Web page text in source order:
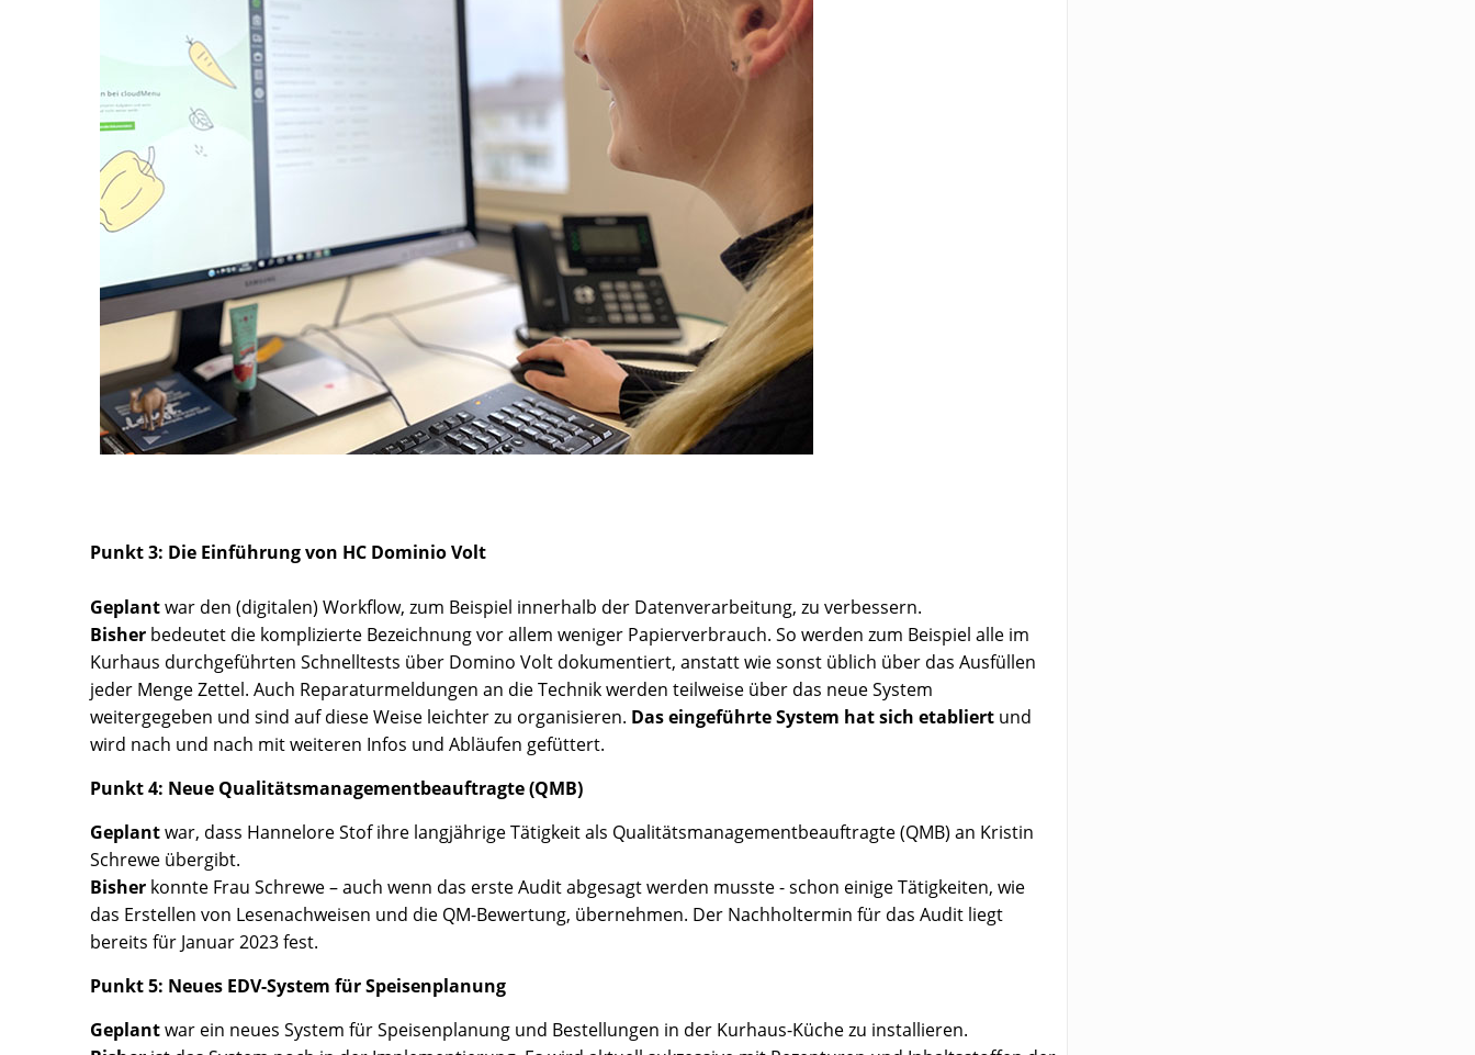
Punkt 3: Die Einführung von HC Dominio Volt
Geplantwar den (digitalen) Workflow, zum Beispiel innerhalb der Datenverarbeitung, zu verbessern.
Bisher bedeutet die komplizierte Bezeichnung vor allem weniger Papierverbrauch. So werden zum Beispiel alle im
Kurhaus durchgeführten Schnelltests über Domino Volt dokumentiert, anstatt wie sonst üblich über das Ausfüllen
jeder Menge Zettel. Auch Reparaturmeldungen an die Technik werden teilweise über das neue System
weitergegeben und sind auf diese Weise leichter zu organisieren. Das eingeführte System hat sich etabliert und
wird nach und nach mit weiteren Infos und Abläufen gefüttert.
Punkt 4: Neue Qualitätsmanagementbeauftragte (QMB)
Geplantwar, dass Hannelore Stof ihre langjährige Tätigkeit als Qualitätsmanagementbeauftragte (QMB) an Kristin
Schrewe übergibt.
Bisher konnte Frau Schrewe – auch wenn das erste Audit abgesagt werden musste - schon einige Tätigkeiten, wie
das Erstellen von Lesenachweisen und die QM-Bewertung, übernehmen. Der Nachholtermin für das Audit liegt
bereits für Januar 2023 fest.
Punkt 5: Neues EDV-System für Speisenplanung
Geplantwar ein neues System für Speisenplanung und Bestellungen in der Kurhaus-Küche zu installieren.